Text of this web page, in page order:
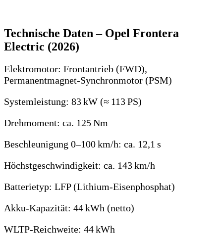
Technische Daten – Opel Frontera
Electric (2026)
Elektromotor: Frontantrieb (FWD),
Permanentmagnet‑Synchronmotor (PSM)
Systemleistung: 83 kW (≈ 113 PS)
Drehmoment: ca. 125 Nm
Beschleunigung 0–100 km/h: ca. 12,1 s
Höchstgeschwindigkeit: ca. 143 km/h
Batterietyp: LFP (Lithium‑Eisenphosphat)
Akku‑Kapazität: 44 kWh (netto)
WLTP‑Reichweite: 44 kWh